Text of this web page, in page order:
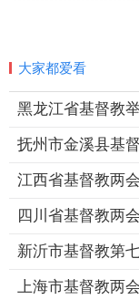
大家都爱看
黑龙江省基督教
抚州市金溪县基
江西省基督教两
四川省基督教两
新沂市基督教第
上海市基督教两